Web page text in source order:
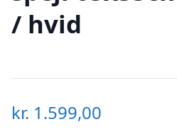
/ hvid
kr. 1.599,00